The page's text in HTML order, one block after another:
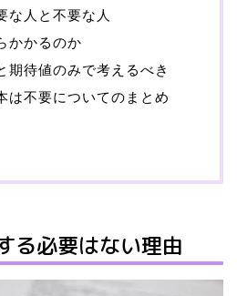
な人と不要な人
かかるのか
期待値のみで考えるべき
は不要についてのまとめ
る必要はない理由